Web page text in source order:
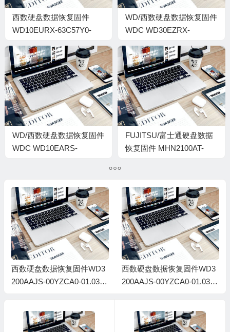
西数硬盘数据恢复固件
WD10EURX-63C57Y0-
WCC4J4383612-0001004K
WD/西数硬盘数据恢复固件
WDC WD30EZRX-
WCAWZ0783588-
00200037-H8-1988
WD/西数硬盘数据恢复固件
WDC WD10EARS-
0000003B-1278
FUJITSU/富士通硬盘数据
恢复固件 MHN2100AT-
固件WD3
01.03B
西数硬盘数据恢复固件WD3
200AAJS-00YZCA0-01.03B
西数硬盘数据恢
200AAKX-